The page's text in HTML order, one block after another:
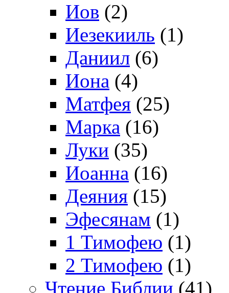
Иов (2)
Иезекииль (1)
Даниил (6)
Иона (4)
Матфея (25)
Марка (16)
Луки (35)
Иоанна (16)
Деяния (15)
Эфесянам (1)
1 Тимофею (1)
2 Тимофею (1)
Чтение Библии (41)